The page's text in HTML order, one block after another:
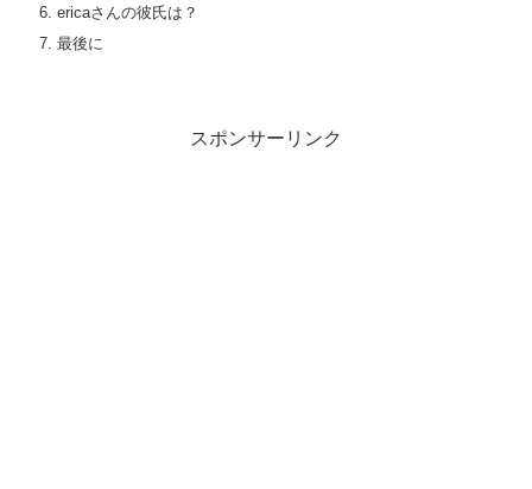
ericaさんの彼氏は？
最後に
スポンサーリンク